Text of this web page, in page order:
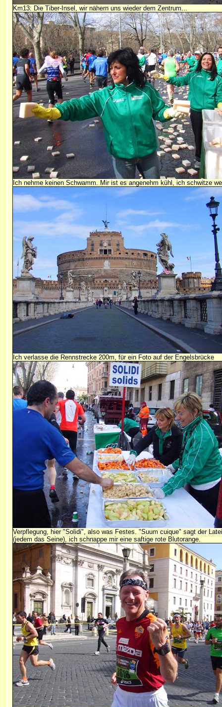
Km13: Die Tiber-Insel, wir nähern uns wieder dem Zentrum...
Ich nehme keinen Schwamm. Mir ist es angenehm kühl, ich schwitze
Ich verlasse die Rennstrecke 200m, für ein Foto auf der Engelsbrücke
Verpflegung, hier "Solidi", also was Festes. "Suum cuique" sagt der
(jedem das Seine), ich schnappe mir eine saftige rote Blutorange.